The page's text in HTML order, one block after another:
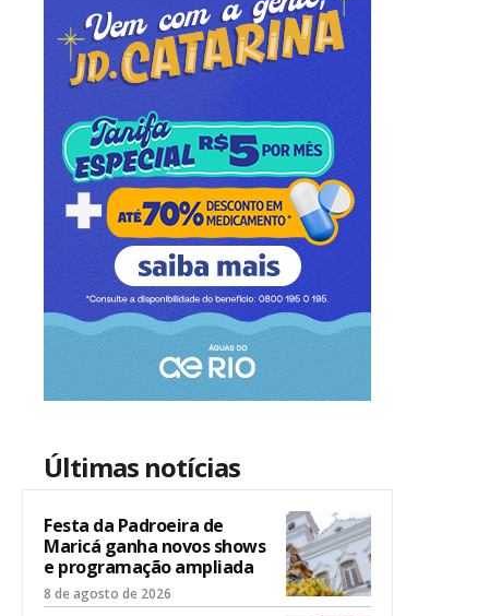
Últimas notícias
Festa da Padroeira de
Maricá ganha novos shows
e programação ampliada
8 de agosto de 2026